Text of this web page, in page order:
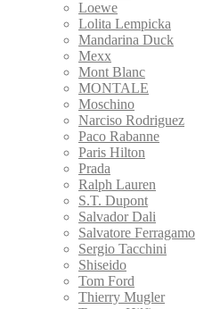
Loewe
Lolita Lempicka
Mandarina Duck
Mexx
Mont Blanc
MONTALE
Moschino
Narciso Rodriguez
Paco Rabanne
Paris Hilton
Prada
Ralph Lauren
S.T. Dupont
Salvador Dali
Salvatore Ferragamo
Sergio Tacchini
Shiseido
Tom Ford
Thierry Mugler